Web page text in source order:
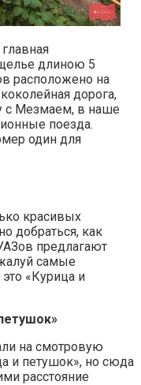
длиною 5
расположено на
дорога,
с Мезмаем, в наше
поезда.
один для
красивых
добраться, как
предлагают
самые
«Курица и
на смотровую
и петушок», но сюда
расстояние